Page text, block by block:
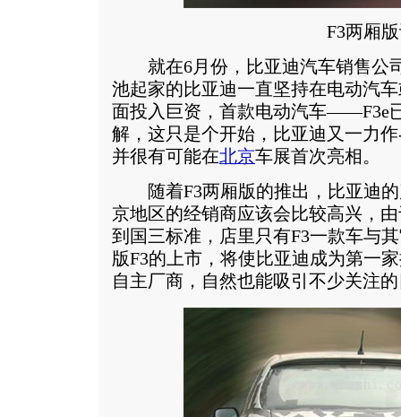
F3两厢版
就在6月份，比亚迪汽车销售公
池起家的比亚迪一直坚持在电动汽
面投入巨资，首款电动汽车——F3e
解，这只是个开始，比亚迪又一力
并很有可能在北京车展首次亮相。
随着F3两厢版的推出，比亚迪的
京地区的经销商应该会比较高兴，
到国三标准，店里只有F3一款车与
版F3的上市，将使比亚迪成为第一
自主厂商，自然也能吸引不少关注